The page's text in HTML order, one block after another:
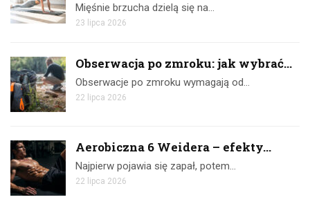
Mięśnie brzucha dzielą się na…
23 lipca 2026
Obserwacja po zmroku: jak wybrać...
Obserwacje po zmroku wymagają od…
22 lipca 2026
Aerobiczna 6 Weidera – efekty...
Najpierw pojawia się zapał, potem…
22 lipca 2026